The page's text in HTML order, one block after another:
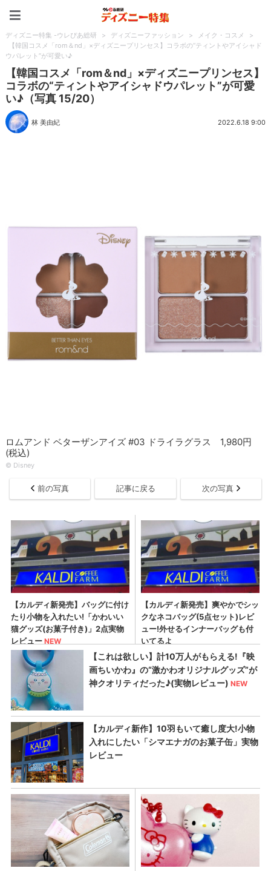
ディズニー特集 -ウレぴあ総研 > ディズニーファッション > メイク・コスメ
>
【韓国コスメ「rom＆nd」×ディズニープリンセス】コラボの“ティントやアイシャド
ウパレット”が可愛い♪
【韓国コスメ「rom＆nd」×ディズニープリンセス】
コラボの“ティントやアイシャドウパレット”が可愛
い♪（写真 15/20）
林 美由紀 2022.6.18 9:00
ロムアンド ベターザンアイズ #03 ドライラグラス 1,980円
(税込)
© Disney
前の写真 記事に戻る 次の写真